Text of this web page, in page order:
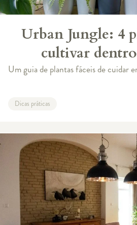
Urban Jungle: 4
cultivar dentro
Um guia de plantas fáceis de cuidar
Dicas práticas